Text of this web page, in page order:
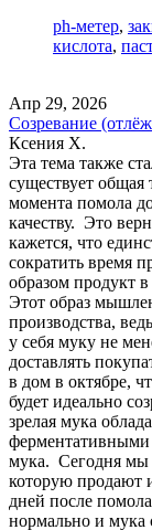
ph-метер,
кислота,
Апр 29, 2026
Созревание
Ксения Х.
Эта тема также
существует общая
момента помола
качеству. Это
кажется, что
сократить время
образом продукт
Этот образ
производства,
у себя муку не
доставлять
в дом в октябре,
будет идеально
зрелая мука
ферментативными
мука. Сегодня мы
которую продают
дней после
нормально и мука